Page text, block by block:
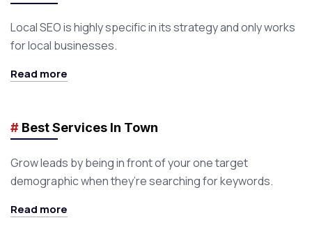
Local SEO is highly specific in its strategy and only works
for local businesses.
Read more
# Best Services In Town
Grow leads by being in front of your one target
demographic when they’re searching for keywords.
Read more